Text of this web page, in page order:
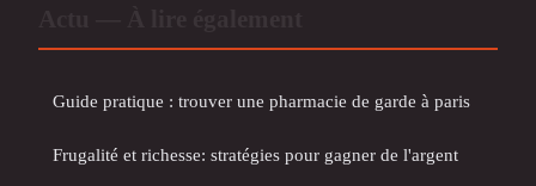
Guide pratique : trouver une pharmacie de garde à paris
Frugalité et richesse: stratégies pour gagner de l'argent